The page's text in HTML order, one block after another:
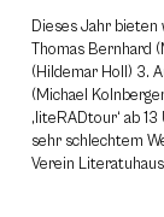
Dieses Jahr bieten
Thomas Bernhard
(Hildemar Holl) 3.
(Michael
‚liteRADtour‘ ab
sehr schlechtem
Verein Literatuhaus